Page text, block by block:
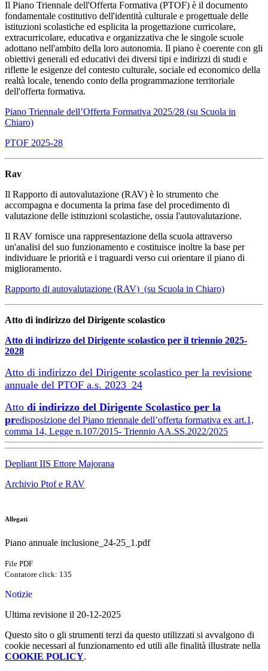
Il Piano Triennale dell'Offerta Formativa (PTOF) è il documento
fondamentale costitutivo dell'identità culturale e progettuale delle
istituzioni scolastiche ed esplicita la progettazione curricolare,
extracurricolare, educativa e organizzativa che le singole scuole
adottano nell'ambito della loro autonomia. Il piano è coerente con gli
obiettivi generali ed educativi dei diversi tipi e indirizzi di studi e
riflette le esigenze del contesto culturale, sociale ed economico della
realtà locale, tenendo conto della programmazione territoriale
dell'offerta formativa.
Piano Triennale dell’Offerta Formativa 2025/28 (su Scuola in
Chiaro)
PTOF 2025-28
Rav
Il Rapporto di autovalutazione (RAV) è lo strumento che
accompagna e documenta la prima fase del procedimento di
valutazione delle istituzioni scolastiche, ossia l'autovalutazione.
Il RAV fornisce una rappresentazione della scuola attraverso
un'analisi del suo funzionamento e costituisce inoltre la base per
individuare le priorità e i traguardi verso cui orientare il piano di
miglioramento.
Rapporto di autovalutazione (RAV) (su Scuola in Chiaro)
Atto di indirizzo del Dirigente scolastico
Atto di indirizzo del Dirigente scolastico per il triennio 2025-
2028
Atto di indirizzo del Dirigente scolastico per la revisione
annuale del PTOF a.s. 2023_24
Atto di indirizzo del Dirigente Scolastico per la
predisposizione del Piano triennale dell’offerta formativa ex art.1,
comma 14, Legge n.107/2015- Triennio AA.SS.2022/2025
Depliant IIS Ettore Majorana
Archivio Ptof e RAV
Allegati
Piano annuale inclusione_24-25_1.pdf
File PDF
Contatore click: 135
Notizie
Ultima revisione il 20-12-2025
Questo sito o gli strumenti terzi da questo utilizzati si avvalgono di
cookie necessari al funzionamento ed utili alle finalità illustrate nella
COOKIE POLICY.